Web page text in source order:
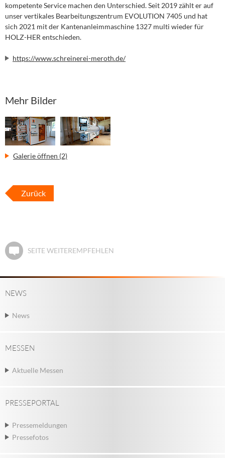
kompetente Service machen den Unterschied. Seit 2019 zählt er auf
unser vertikales Bearbeitungszentrum EVOLUTION 7405 und hat
sich 2021 mit der Kantenanleimmaschine 1327 multi wieder für
HOLZ-HER entschieden.
https://www.schreinerei-meroth.de/
Mehr Bilder
Galerie öffnen (2)
Zurück
SEITE WEITEREMPFEHLEN
NEWS
News
MESSEN
Aktuelle Messen
PRESSEPORTAL
Pressemeldungen
Pressefotos